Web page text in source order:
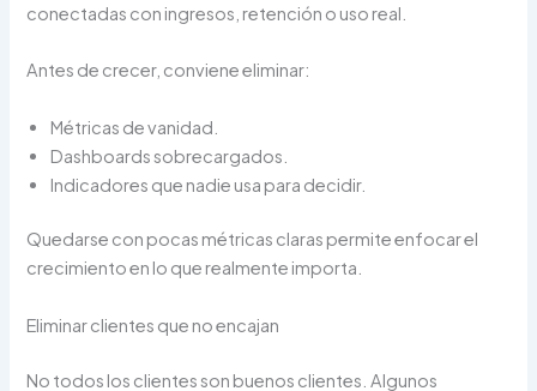
conectadas con ingresos, retención o uso real.
Antes de crecer, conviene eliminar:
Métricas de vanidad.
Dashboards sobrecargados.
Indicadores que nadie usa para decidir.
Quedarse con pocas métricas claras permite enfocar el
crecimiento en lo que realmente importa.
Eliminar clientes que no encajan
No todos los clientes son buenos clientes. Algunos